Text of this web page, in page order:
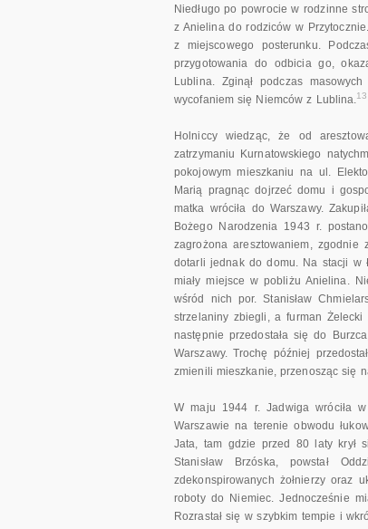
Niedługo po powrocie w rodzinne
z Anielina do rodziców w
z miejscowego posterunku.
przygotowania do odbicia go,
Lublina. Zginął podczas
wycofaniem się Niemców z Lublina.
Holniccy wiedząc, że od
zatrzymaniu Kurnatowskiego
pokojowym mieszkaniu na ul.
Marią pragnąc dojrzeć domu i
matka wróciła do Warszawy.
Bożego Narodzenia 1943 r.
zagrożona aresztowaniem, zgodnie
dotarli jednak do domu. Na stacji w
miały miejsce w pobliżu Anielina.
wśród nich por. Stanisław
strzelaniny zbiegli, a furman Żelecki
następnie przedostała się do
Warszawy. Trochę później
zmienili mieszkanie, przenosząc się
W maju 1944 r. Jadwiga wróciła
Warszawie na terenie obwodu
Jata, tam gdzie przed 80 laty krył
Stanisław Brzóska, powstał
zdekonspirowanych żołnierzy oraz
roboty do Niemiec. Jednocześnie
Rozrastał się w szybkim tempie i